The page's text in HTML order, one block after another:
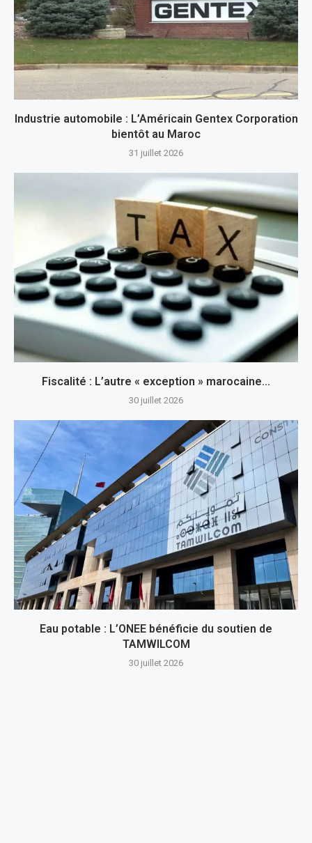
Industrie automobile : L’Américain Gentex Corporation
bientôt au Maroc
31 juillet 2026
Fiscalité : L’autre « exception » marocaine…
30 juillet 2026
Eau potable : L’ONEE bénéficie du soutien de
TAMWILCOM
30 juillet 2026